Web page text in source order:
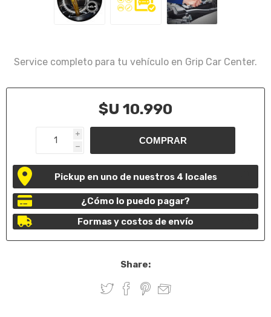
Service completo para tu vehículo en Grip Car Center.
$U 10.990
i
h
Pickup en uno de nuestros 4 locales
¿Cómo lo puedo pagar?
Formas y costos de envío
Share: